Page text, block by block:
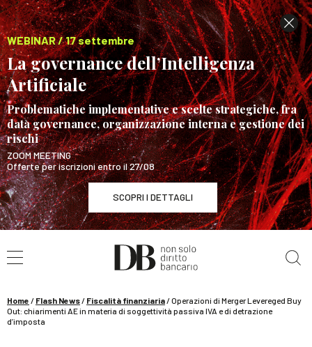
WEBINAR / 17 settembre
La governance dell’Intelligenza
Artificiale
Problematiche implementative e scelte strategiche, fra
data governance, organizzazione interna e gestione dei
rischi
ZOOM MEETING
Offerte per iscrizioni entro il 27/08
SCOPRI I DETTAGLI
WEBINAR / 17 settembre
La governance dell’Intelligenza Artificiale
Home / Flash News/ Fiscalità finanziaria/Operazioni di Merger Levereged Buy
Out: chiarimenti AE in materia di soggettività passiva IVA e di detrazione
d’imposta